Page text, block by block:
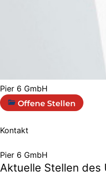
Pier 6 GmbH
Offene Stellen
Kontakt
Pier 6 GmbH
Aktuelle Stellen des